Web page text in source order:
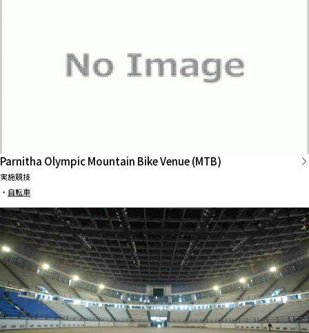
Parnitha Olympic Mountain Bike Venue (MTB)
実施競技
・ 自転車